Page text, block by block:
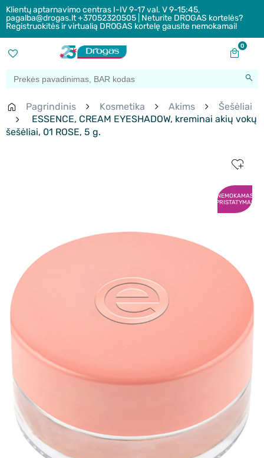
Klientų aptarnavimo centras I-IV 9-17 val. V 9-15:45,
pagalba@drogas.lt +37052320505 | Neturite DROGAS kortelės?
Registruokitės ir virtualią DROGAS kortelę gausite nemokamai!
0
Pagrindinis Kosmetika Akims
Šešėliai
ESSENCE, CREAM EYESHADOW, kreminai akių vokų
šešėliai, 01 ROSE, 5 g.
NEMOKAMAS
PRISTATYMAS